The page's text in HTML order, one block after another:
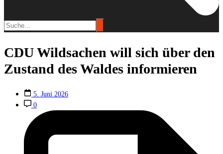
CDU Wildsachen will sich über den
Zustand des Waldes informieren
5. Juni 2026
0